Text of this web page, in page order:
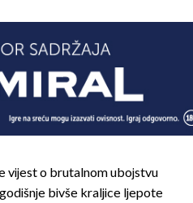
vijest o brutalnom ubojstvu
bivše kraljice ljepote